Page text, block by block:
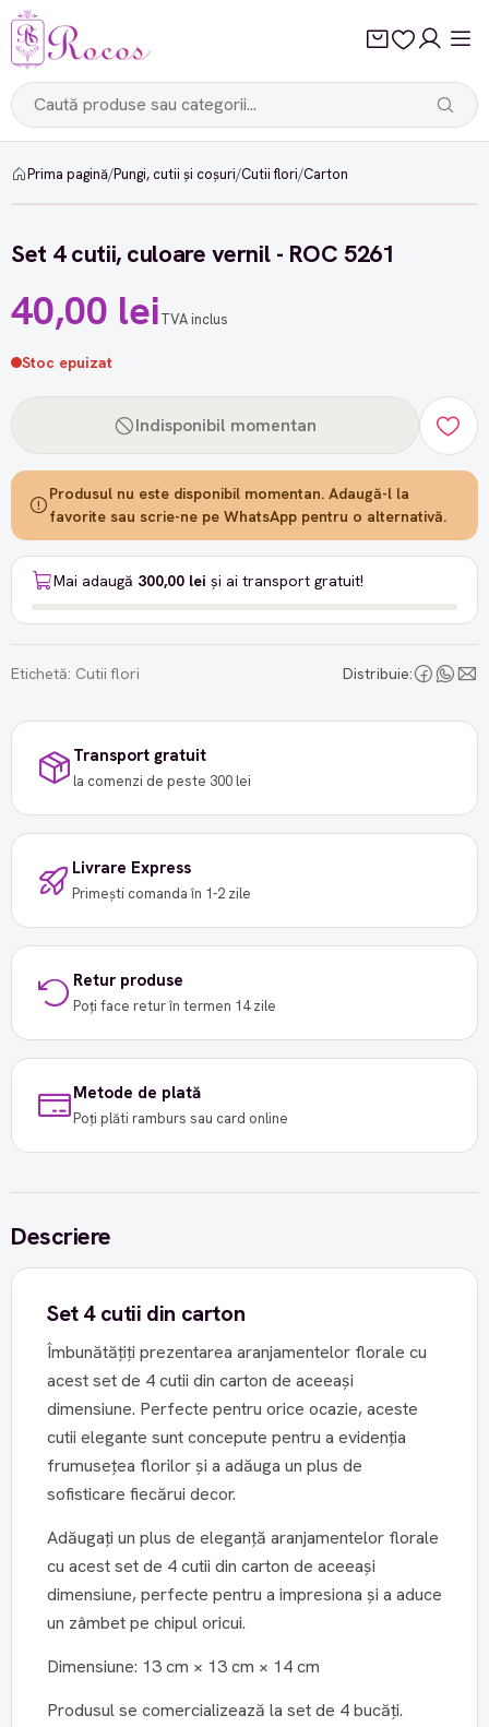
Prima pagină/Pungi, cutii și coșuri/Cutii flori/Carton
Set 4 cutii, culoare vernil - ROC 5261
40,00 leiTVA inclus
Stoc epuizat
Indisponibil momentan
Produsul nu este disponibil momentan. Adaugă-l la
favorite sau scrie-ne pe WhatsApp pentru o alternativă.
Mai adaugă 300,00 lei și ai transport gratuit!
Etichetă: Cutii flori Distribuie:
Transport gratuit
la comenzi de peste 300 lei
Livrare Express
Primești comanda în 1-2 zile
Retur produse
Poți face retur în termen 14 zile
Metode de plată
Poți plăti ramburs sau card online
Descriere
Set 4 cutii din carton
Îmbunătățiți prezentarea aranjamentelor florale cu
acest set de 4 cutii din carton de aceeași
dimensiune. Perfecte pentru orice ocazie, aceste
cutii elegante sunt concepute pentru a evidenția
frumusețea florilor și a adăuga un plus de
sofisticare fiecărui decor.
Adăugați un plus de eleganță aranjamentelor florale
cu acest set de 4 cutii din carton de aceeași
dimensiune, perfecte pentru a impresiona și a aduce
un zâmbet pe chipul oricui.
Dimensiune: 13 cm × 13 cm × 14 cm
Produsul se comercializează la set de 4 bucăți.